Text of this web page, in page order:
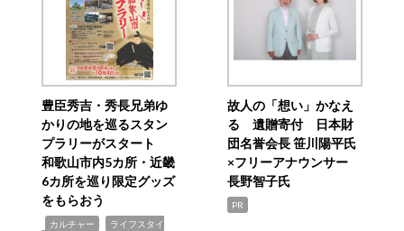
豊臣秀吉・秀長兄弟ゆ
かりの地を巡るスタン
プラリーがスタート
和歌山市内5カ所・近畿
6カ所を巡り限定グッズ
をもらおう
カルチャー
ライフスタイ
故人の「想い」かなえ
る 遺贈寄付 日本財
団名誉会長 笹川陽平氏
×フリーアナウンサー
長野智子氏
PR